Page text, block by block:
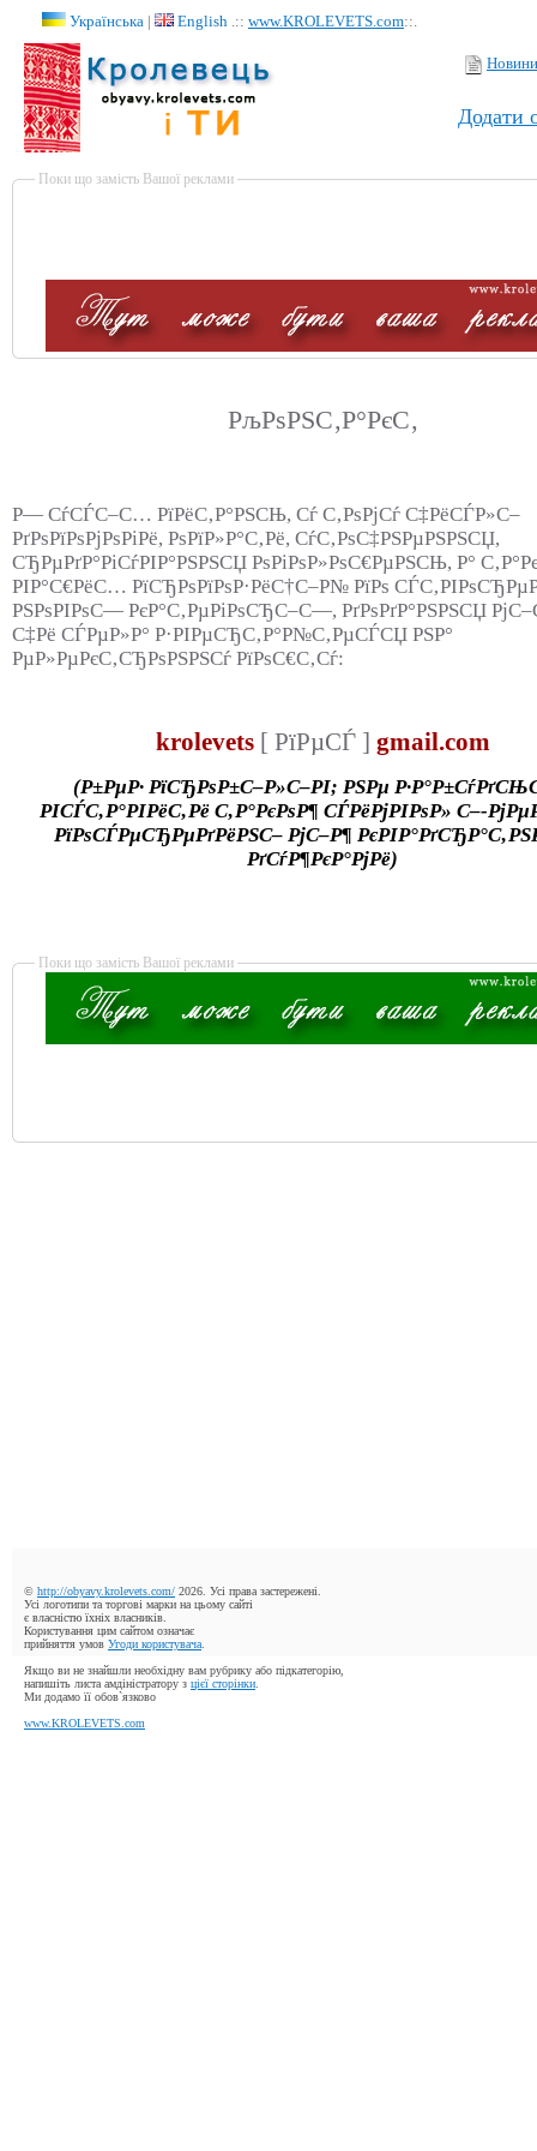
Українська English .:: www.KROLEVETS.com::.
Додати
Поки що замість Вашої реклами
РљРѕРЅС‚Р°РєС‚
Р— СѓСЃС–С… РїРёС‚Р°РЅСЊ, Сѓ С‚РѕРјСѓ С‡РёСЃР»С–
РґРѕРїРѕРјРѕРіРё, РѕРїР»Р°С‚Рё, СѓС‚РѕС‡РЅРµРЅРЅСЏ,
СЂРµРґР°РіСѓРІР°РЅРЅСЏ РѕРіРѕР»РѕС€РµРЅСЊ, Р°
РІР°С€РёС… РїСЂРѕРїРѕР·РёС†С–Р№ РїРѕ
РЅРѕРІРѕС— РєР°С‚РµРіРѕСЂС–С—, РґРѕРґР°РЅРЅСЏ
С‡Рё СЃРµР»Р° Р·РІРµСЂС‚Р°Р№С‚РµСЃСЏ РЅР°
РµР»РµРєС‚СЂРѕРЅРЅСѓ РїРѕС€С‚Сѓ:
krolevets[ РїРµСЃ ] gmail.com
(Р±РµР· РїСЂРѕР±С–Р»С–РІ; РЅРµ
РІСЃС‚Р°РІРёС‚Рё С‚Р°РєРѕР¶ СЃРёРјРІРѕР» С–-
РїРѕСЃРµСЂРµРґРёРЅС– РјС–Р¶
РґСѓР¶РєР°РјРё)
Поки що замість Вашої реклами
© http://obyavy.krolevets.com/ 2026. Усі права застережені.
Усі логотипи та торгові марки на цьому сайті
є власністю їхніх власників.
Користування цим сайтом означає
прийняття умов Угоди користувача
Якщо ви не знайшли необхідну вам рубрику або підкатегорію,
напишіть листа амдіністратору з цієї сторінки
Ми додамо її обов`язково
www.KROLEVETS.com